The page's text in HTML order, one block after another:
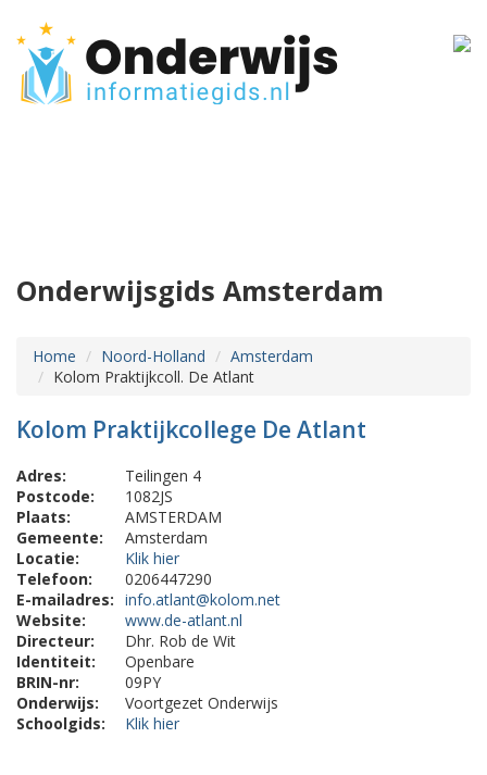
Onderwijsgids Amsterdam
Home Noord-Holland
Amsterdam
Kolom Praktijkcoll. De Atlant
Kolom Praktijkcollege De Atlant
Adres:
Teilingen 4
Postcode:
1082JS
Plaats:
AMSTERDAM
Gemeente:
Amsterdam
Locatie:
Klik hier
Telefoon:
0206447290
E-mailadres: info.atlant@kolom.net
Website:
www.de-atlant.nl
Directeur:
Dhr. Rob de Wit
Identiteit:
Openbare
BRIN-nr:
09PY
Onderwijs:
Voortgezet Onderwijs
Schoolgids:
Klik hier